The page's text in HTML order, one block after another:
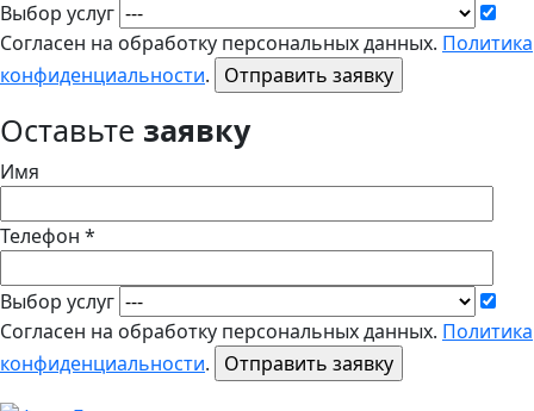
Выбор услуг
Согласен на обработку персональных данных. Политика
конфиденциальности.
Оставьте заявку
Имя
Телефон *
Выбор услуг
Согласен на обработку персональных данных. Политика
конфиденциальности.